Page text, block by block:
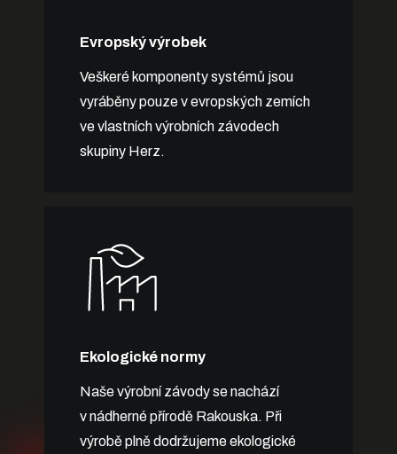
Evropský výrobek
Veškeré komponenty systémů jsou
vyráběny pouze v evropských zemích
ve vlastních výrobních závodech
skupiny Herz.
Ekologické normy
Naše výrobní závody se nachází
v nádherné přírodě Rakouska. Při
výrobě plně dodržujeme ekologické